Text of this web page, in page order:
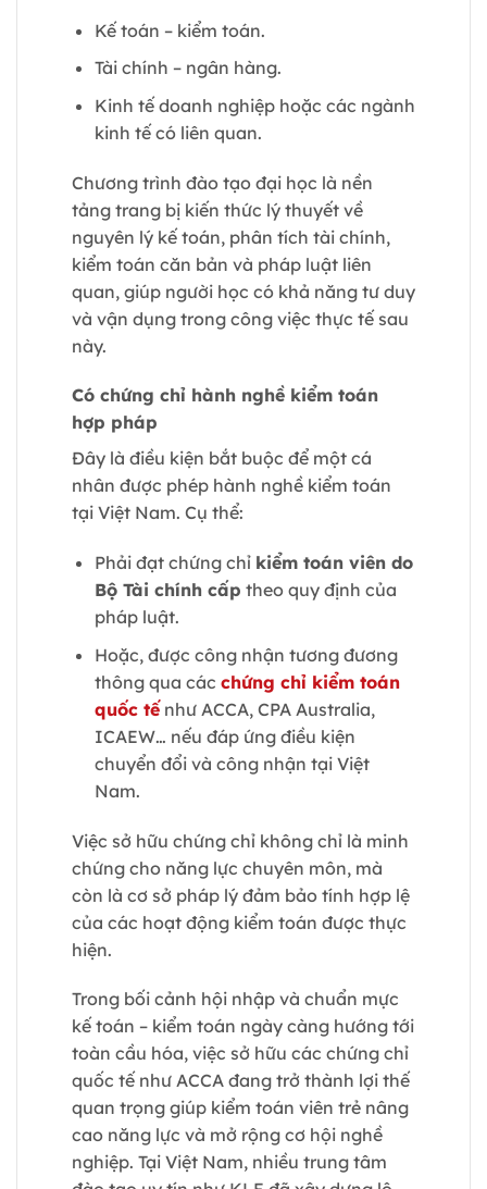
Kế toán – kiểm toán.
Tài chính – ngân hàng.
Kinh tế doanh nghiệp hoặc các ngành
kinh tế có liên quan.
Chương trình đào tạo đại học là nền
tảng trang bị kiến thức lý thuyết về
nguyên lý kế toán, phân tích tài chính,
kiểm toán căn bản và pháp luật liên
quan, giúp người học có khả năng tư duy
và vận dụng trong công việc thực tế sau
này.
Có chứng chỉ hành nghề kiểm toán
hợp pháp
Đây là điều kiện bắt buộc để một cá
nhân được phép hành nghề kiểm toán
tại Việt Nam. Cụ thể:
Phải đạt chứng chỉ kiểm toán viên do
Bộ Tài chính cấp theo quy định của
pháp luật.
Hoặc, được công nhận tương đương
thông qua các chứng chỉ kiểm toán
quốc tếnhư ACCA, CPA Australia,
ICAEW… nếu đáp ứng điều kiện
chuyển đổi và công nhận tại Việt
Nam.
Việc sở hữu chứng chỉ không chỉ là minh
chứng cho năng lực chuyên môn, mà
còn là cơ sở pháp lý đảm bảo tính hợp lệ
của các hoạt động kiểm toán được thực
hiện.
Trong bối cảnh hội nhập và chuẩn mực
kế toán – kiểm toán ngày càng hướng tới
toàn cầu hóa, việc sở hữu các chứng chỉ
quốc tế như ACCA đang trở thành lợi thế
quan trọng giúp kiểm toán viên trẻ nâng
cao năng lực và mở rộng cơ hội nghề
nghiệp. Tại Việt Nam, nhiều trung tâm